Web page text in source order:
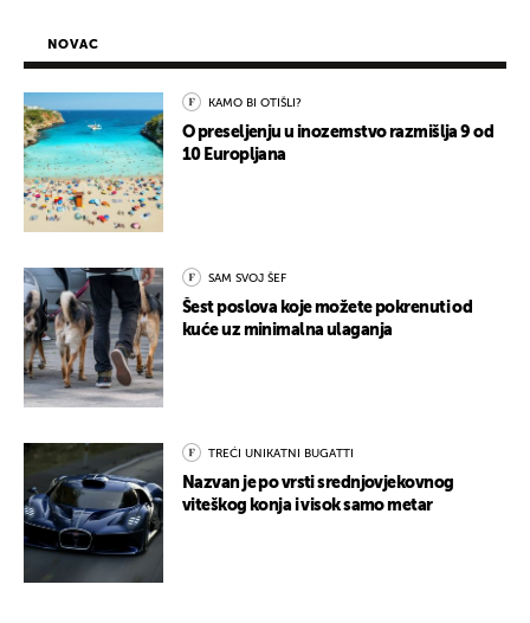
NOVAC
KAMO BI OTIŠLI?
O preseljenju u inozemstvo razmišlja 9 od
10 Europljana
SAM SVOJ ŠEF
Šest poslova koje možete pokrenuti od
kuće uz minimalna ulaganja
TREĆI UNIKATNI BUGATTI
Nazvan je po vrsti srednjovjekovnog
viteškog konja i visok samo metar